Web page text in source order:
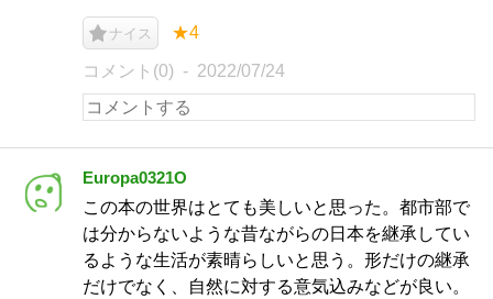
ナイス ★4
コメント(0) 2022/07/24
Europa0321O
この本の世界はとても美しいと思った。都市部で
は分からないような昔ながらの日本を継承してい
るような生活が素晴らしいと思う。形だけの継承
だけでなく、自然に対する意気込みなどが良い。